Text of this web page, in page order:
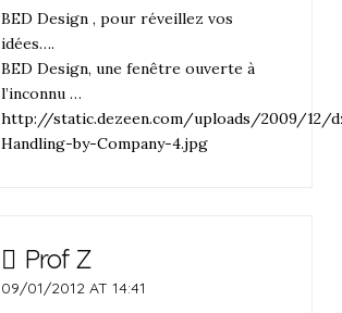
BED Design , pour réveillez vos
idées….
BED Design, une fenêtre ouverte à
l’inconnu …
http://static.dezeen.com/uploads/2009/12/
Handling-by-Company-4.jpg
Prof Z
09/01/2012 AT 14:41